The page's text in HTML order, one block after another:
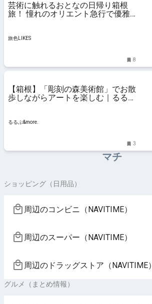
芸術に触れるおとなの日帰り箱根
旅！ 憧れのオリエント急行で優雅
旅色LIKES
8
【箱根】「彫刻の森美術館」でお散
歩しながらアートを楽しむ｜るるぶ
るるぶ&more.
3
マチ
ショッピング（日用品）
周辺のコンビニ（NAVITIME）
周辺のスーパー（NAVITIME）
周辺のドラッグストア（NAVITIME）
グルメ（まとめ情報）